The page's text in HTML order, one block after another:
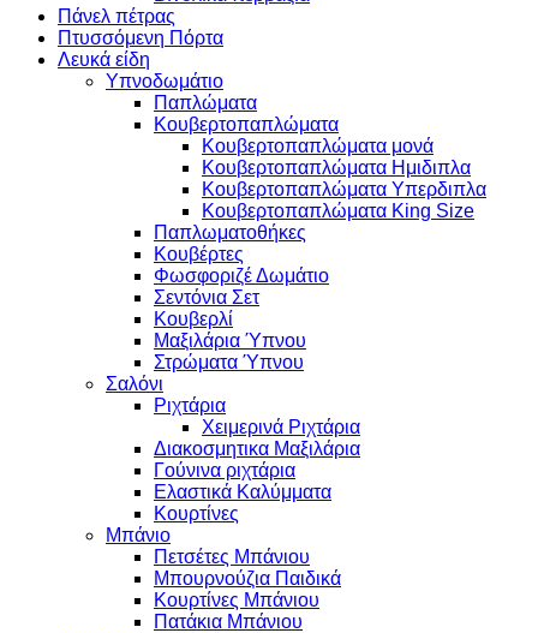
Πάνελ πέτρας
Πτυσσόμενη Πόρτα
Λευκά είδη
Υπνοδωμάτιο
Παπλώματα
Κουβερτοπαπλώματα
Κουβερτοπαπλώματα μονά
Κουβερτοπαπλώματα Ημιδιπλα
Κουβερτοπαπλώματα Υπερδιπλα
Κουβερτοπαπλώματα King Size
Παπλωματοθήκες
Κουβέρτες
Φωσφοριζέ Δωμάτιο
Σεντόνια Σετ
Κουβερλί
Μαξιλάρια Ύπνου
Στρώματα Ύπνου
Σαλόνι
Ριχτάρια
Χειμερινά Ριχτάρια
Διακοσμητικα Μαξιλάρια
Γούνινα ριχτάρια
Ελαστικά Καλύμματα
Κουρτίνες
Μπάνιο
Πετσέτες Μπάνιου
Μπουρνούζια Παιδικά
Κουρτίνες Μπάνιου
Πατάκια Μπάνιου